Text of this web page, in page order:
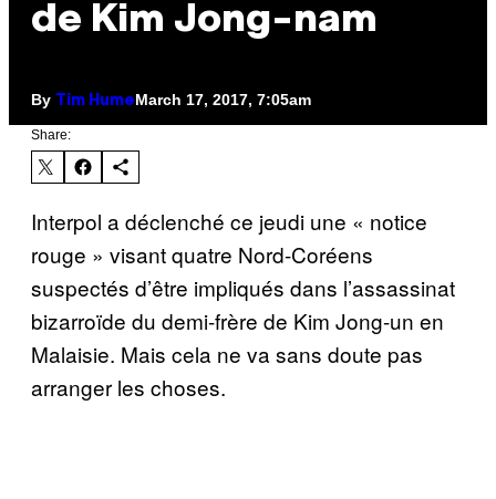
de Kim Jong-nam
By Tim HumeMarch 17, 2017, 7:05am
Share:
Interpol a déclenché ce jeudi une « notice
rouge » visant quatre Nord-Coréens
suspectés d’être impliqués dans l’assassinat
bizarroïde du demi-frère de Kim Jong-un en
Malaisie. Mais cela ne va sans doute pas
arranger les choses.